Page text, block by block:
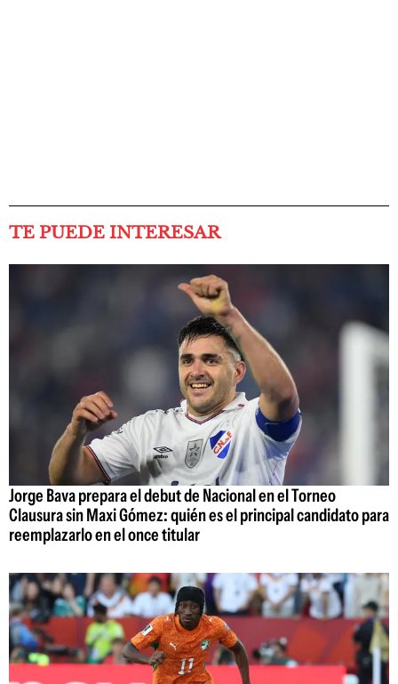
TE PUEDE INTERESAR
Jorge Bava prepara el debut de Nacional en el Torneo
Clausura sin Maxi Gómez: quién es el principal candidato para
reemplazarlo en el once titular